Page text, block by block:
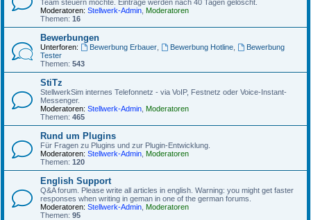
Team steuern möchte. Einträge werden nach 40 Tagen gelöscht.
Moderatoren: Stellwerk-Admin Moderatoren
Themen: 16
Bewerbungen
Unterforen: Bewerbung Erbauer, Bewerbung Hotline,
Bewerbung
Tester
Themen: 543
StiTz
StellwerkSim internes Telefonnetz - via VoIP, Festnetz oder Voice-Instant-
Messenger.
Moderatoren: Stellwerk-Admin Moderatoren
Themen: 465
Rund um Plugins
Für Fragen zu Plugins und zur Plugin-Entwicklung.
Moderatoren: Stellwerk-Admin Moderatoren
Themen: 120
English Support
Q&A forum. Please write all articles in english. Warning: you might get faster
responses when writing in geman in one of the german forums.
Moderatoren: Stellwerk-Admin Moderatoren
Themen: 95